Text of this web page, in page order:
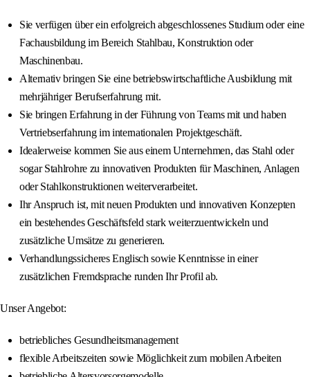
Sie verfügen über ein erfolgreich abgeschlossenes Studium oder eine
Fachausbildung im Bereich Stahlbau, Konstruktion oder
Maschinenbau.
Alternativ bringen Sie eine betriebswirtschaftliche Ausbildung mit
mehrjähriger Berufserfahrung mit.
Sie bringen Erfahrung in der Führung von Teams mit und haben
Vertriebserfahrung im internationalen Projektgeschäft.
Idealerweise kommen Sie aus einem Unternehmen, das Stahl oder
sogar Stahlrohre zu innovativen Produkten für Maschinen, Anlagen
oder Stahlkonstruktionen weiterverarbeitet.
Ihr Anspruch ist, mit neuen Produkten und innovativen Konzepten
ein bestehendes Geschäftsfeld stark weiterzuentwickeln und
zusätzliche Umsätze zu generieren.
Verhandlungssicheres Englisch sowie Kenntnisse in einer
zusätzlichen Fremdsprache runden Ihr Profil ab.
Unser Angebot:
betriebliches Gesundheitsmanagement
flexible Arbeitszeiten sowie Möglichkeit zum mobilen Arbeiten